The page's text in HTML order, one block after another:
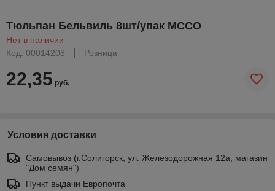
Тюльпан Бельвиль 8шт/упак МССО
Нет в наличии
Код: 00014208
Розница
22,35 руб.
Условия доставки
Самовывоз (г.Солигорск, ул. Железодорожная 12а, магазин
"Дом семян")
Пункт выдачи Европочта